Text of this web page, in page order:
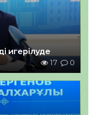
игерілуде
17 0